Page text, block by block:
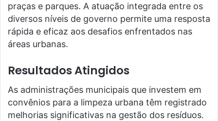
praças e parques. A atuação integrada entre os
diversos níveis de governo permite uma resposta
rápida e eficaz aos desafios enfrentados nas
áreas urbanas.
Resultados Atingidos
As administrações municipais que investem em
convênios para a limpeza urbana têm registrado
melhorias significativas na gestão dos resíduos.